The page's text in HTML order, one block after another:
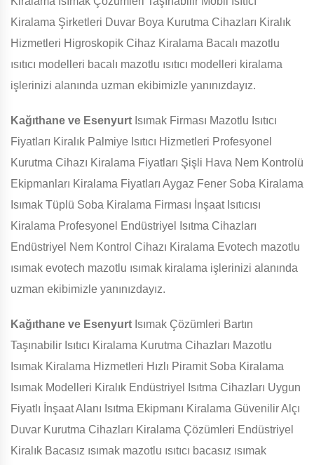
Kiralama Şirketleri Duvar Boya Kurutma Cihazları Kiralık
Hizmetleri Higroskopik Cihaz Kiralama Bacalı mazotlu
ısıtıcı modelleri bacalı mazotlu ısıtıcı modelleri kiralama
işlerinizi alanında uzman ekibimizle yanınızdayız.
Kağıthane ve Esenyurt Isımak Firması Mazotlu Isıtıcı
Fiyatları Kiralık Palmiye Isıtıcı Hizmetleri Profesyonel
Kurutma Cihazı Kiralama Fiyatları Şişli Hava Nem Kontrolü
Ekipmanları Kiralama Fiyatları Aygaz Fener Soba Kiralama
Isımak Tüplü Soba Kiralama Firması İnşaat Isıtıcısı
Kiralama Profesyonel Endüstriyel Isıtma Cihazları
Endüstriyel Nem Kontrol Cihazı Kiralama Evotech mazotlu
ısımak evotech mazotlu ısımak kiralama işlerinizi alanında
uzman ekibimizle yanınızdayız.
Kağıthane ve Esenyurt Isımak Çözümleri Bartın
Taşınabilir Isıtıcı Kiralama Kurutma Cihazları Mazotlu
Isımak Kiralama Hizmetleri Hızlı Piramit Soba Kiralama
Isımak Modelleri Kiralık Endüstriyel Isıtma Cihazları Uygun
Fiyatlı İnşaat Alanı Isıtma Ekipmanı Kiralama Güvenilir Alçı
Duvar Kurutma Cihazları Kiralama Çözümleri Endüstriyel
Kiralık Bacasız ısımak mazotlu ısıtıcı bacasız ısımak